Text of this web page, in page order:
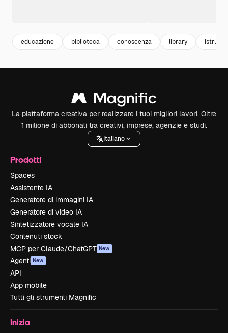
educazione biblioteca conoscenza library
La piattaforma creativa per realizzare i tuoi migliori lavori. Oltre
1 milione di abbonati tra creativi, imprese, agenzie e studi.
Italiano
Prodotti
Spaces
Assistente IA
Generatore di immagini IA
Generatore di video IA
Sintetizzatore vocale IA
Contenuti stock
MCP per Claude/ChatGPT New
Agenti New
API
App mobile
Tutti gli strumenti Magnific
Inizia